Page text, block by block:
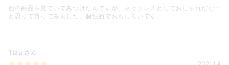
他の商品を見ていてみつけたんですが、ネックレスとしておしゃれだなー
と思って買ってみました。個性的でおもしろいです。
Tizu さん